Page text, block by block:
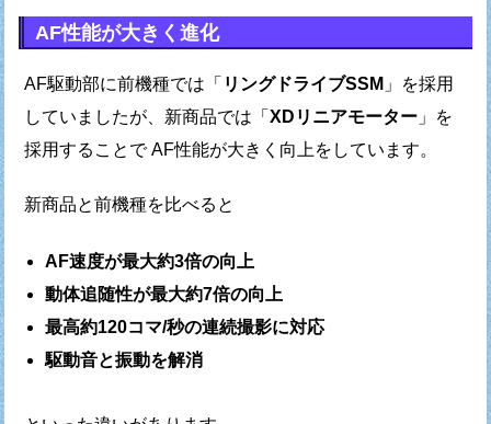
AF性能が大きく進化
AF駆動部に前機種では「 リングドライブSSM 」を採用
していましたが、 新商品では「 XDリニアモーター」を
採用することでAF性能が大きく向上をしています。
新商品と前機種を比べると
AF速度が最大約3倍の向上
動体追随性が最大約7倍の向上
最高約120コマ/秒の連続撮影に対応
駆動音と振動を解消